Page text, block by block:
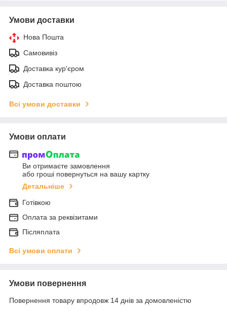
Умови доставки
Нова Пошта
Самовивіз
Доставка кур'єром
Доставка поштою
Всі умови доставки
Умови оплати
Ви отримаєте замовлення
або гроші повернуться на вашу картку
Детальніше
Готівкою
Оплата за реквізитами
Післяплата
Всі умови оплати
Умови повернення
Повернення товару впродовж 14 днів за домовленістю